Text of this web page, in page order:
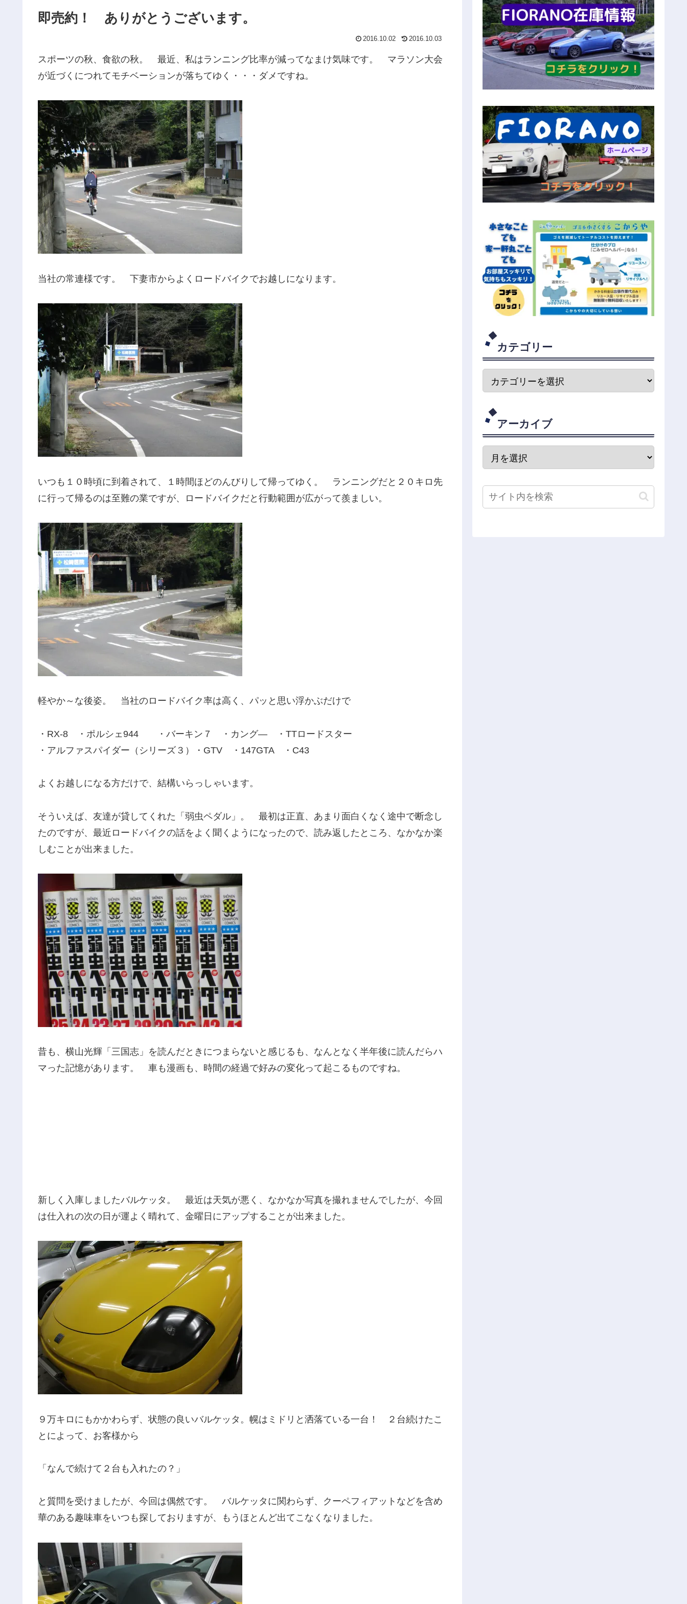
即売約！ ありがとうございます。
2016.10.02 2016.10.03
スポーツの秋、食欲の秋。 最近、私はランニング比率が減ってなまけ気味です。 マラソン大会
が近づくにつれてモチベーションが落ちてゆく・・・ダメですね。
当社の常連様です。 下妻市からよくロードバイクでお越しになります。
いつも１０時頃に到着されて、１時間ほどのんびりして帰ってゆく。 ランニングだと２０キロ先
に行って帰るのは至難の業ですが、ロードバイクだと行動範囲が広がって羨ましい。
軽やか～な後姿。 当社のロードバイク率は高く、パッと思い浮かぶだけで
・RX-8 ・ポルシェ944 ・バーキン７ ・カング― ・TTロードスター
・アルファスパイダー（シリーズ３）・GTV ・147GTA ・C43
よくお越しになる方だけで、結構いらっしゃいます。
そういえば、友達が貸してくれた「弱虫ペダル」。 最初は正直、あまり面白くなく途中で断念し
たのですが、最近ロードバイクの話をよく聞くようになったので、読み返したところ、なかなか楽
しむことが出来ました。
昔も、横山光輝「三国志」を読んだときにつまらないと感じるも、なんとなく半年後に読んだらハ
マった記憶があります。 車も漫画も、時間の経過で好みの変化って起こるものですね。
新しく入庫しましたバルケッタ。 最近は天気が悪く、なかなか写真を撮れませんでしたが、今回
は仕入れの次の日が運よく晴れて、金曜日にアップすることが出来ました。
９万キロにもかかわらず、状態の良いバルケッタ。幌はミドリと洒落ている一台！ ２台続けたこ
とによって、お客様から
「なんで続けて２台も入れたの？」
と質問を受けましたが、今回は偶然です。 バルケッタに関わらず、クーペフィアットなどを含め
華のある趣味車をいつも探しておりますが、もうほとんど出てこなくなりました。
カテゴリー
アーカイブ